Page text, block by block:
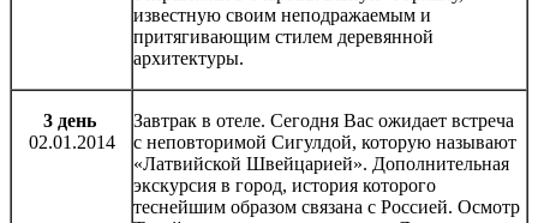
известную своим неподражаемым и
притягивающим стилем деревянной
архитектуры.
3 день
02.01.2014
Завтрак в отеле. Сегодня Вас ожидает встреча
с неповторимой Сигулдой, которую называют
«Латвийской Швейцарией». Дополнительная
экскурсия в город, история которого
теснейшим образом связана с Россией. Осмотр